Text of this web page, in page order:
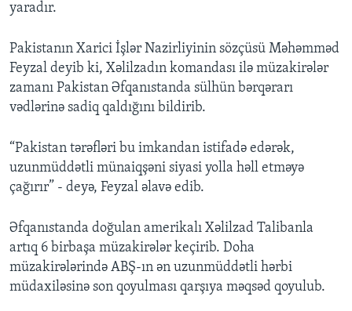
yaradır.
Pakistanın Xarici İşlər Nazirliyinin sözçüsü Məhəmməd
Feyzal deyib ki, Xəlilzadın komandası ilə müzakirələr
zamanı Pakistan Əfqanıstanda sülhün bərqərarı
vədlərinə sadiq qaldığını bildirib.
“Pakistan tərəfləri bu imkandan istifadə edərək,
uzunmüddətli münaiqşəni siyasi yolla həll etməyə
çağırır” - deyə, Feyzal əlavə edib.
Əfqanıstanda doğulan amerikalı Xəlilzad Talibanla
artıq 6 birbaşa müzakirələr keçirib. Doha
müzakirələrində ABŞ-ın ən uzunmüddətli hərbi
müdaxiləsinə son qoyulması qarşıya məqsəd qoyulub.